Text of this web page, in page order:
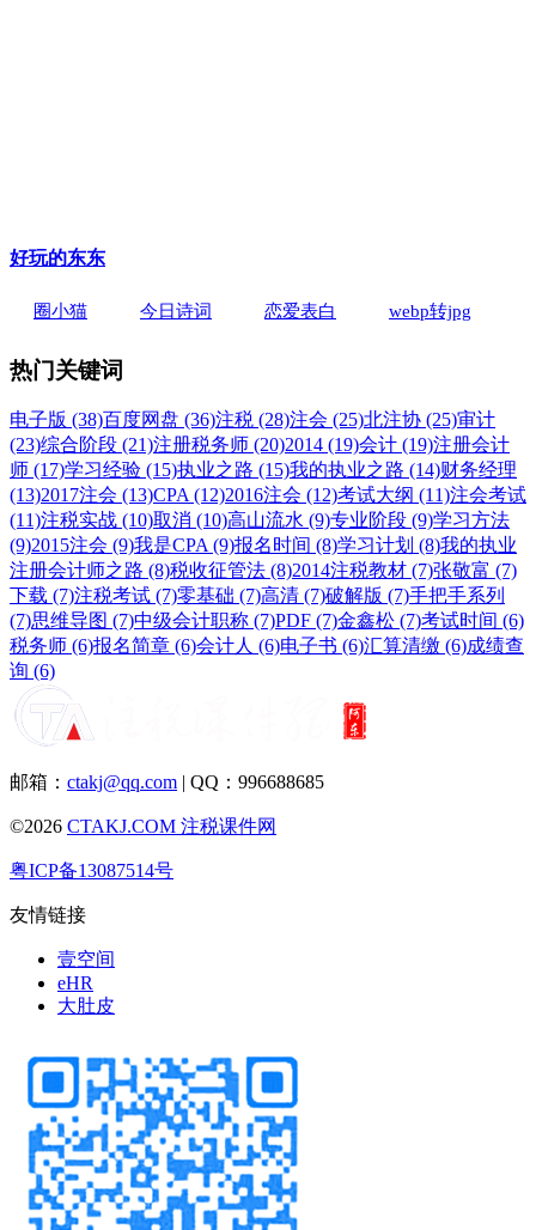
好玩的东东
圈小猫 今日诗词 恋爱表白 webp转jpg
热门关键词
电子版 (38)百度网盘 (36)注税 (28)注会 (25)北注协 (25)审计
(23)综合阶段 (21)注册税务师 (20)2014 (19)会计 (19)注册会计
师 (17)学习经验 (15)执业之路 (15)我的执业之路 (14)财务经理
(13)2017注会 (13)CPA (12)2016注会 (12)考试大纲 (11)注会考试
(11)注税实战 (10)取消 (10)高山流水 (9)专业阶段 (9)学习方法
(9)2015注会 (9)我是CPA (9)报名时间 (8)学习计划 (8)我的执业
注册会计师之路 (8)税收征管法 (8)2014注税教材 (7)张敬富 (7)
下载 (7)注税考试 (7)零基础 (7)高清 (7)破解版 (7)手把手系列
(7)思维导图 (7)中级会计职称 (7)PDF (7)金鑫松 (7)考试时间 (6)
税务师 (6)报名简章 (6)会计人 (6)电子书 (6)汇算清缴 (6)成绩查
询 (6)
邮箱： ctakj@qq.com | QQ：996688685
©2026 CTAKJ.COM 注税课件网
粤ICP备13087514号
友情链接
壹空间
eHR
大肚皮